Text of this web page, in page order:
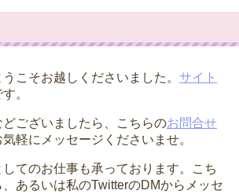
こそお越しくださいました。 サイト
。
ございましたら、こちらのお問合せ
軽にメッセージくださいませ。
てのお仕事も承っております。こち
あるいは私のTwitterのDMからメッセ